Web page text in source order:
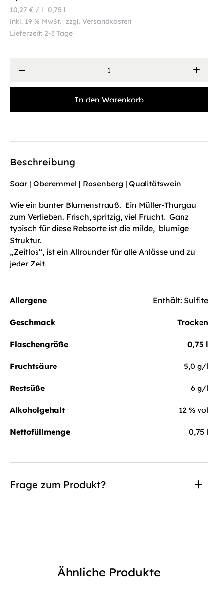
10,27 € / l 0,75 l
inkl. 19 % MwSt. zzgl. Versandkosten
Lieferzeit: 2-3 Tage
Thurgau
In den Warenkorb
Beschreibung
Saar | Oberemmel | Rosenberg | Qualitätswein
Wie ein bunter Blumenstrauß. Ein Müller-Thurgau
zum Verlieben. Frisch, spritzig, viel Frucht. Ganz
typisch für diese Rebsorte ist die milde, blumige
Struktur.
„Zeitlos“, ist ein Allrounder für alle Anlässe und zu
jeder Zeit.
Allergene Enthält: Sulfite
Geschmack Trocken
Flaschengröße 0,75 l
Fruchtsäure 5,0 g/l
Restsüße 6 g/l
Alkoholgehalt 12 % vol
Nettofüllmenge 0,75 l
Frage zum Produkt?
Ähnliche Produkte